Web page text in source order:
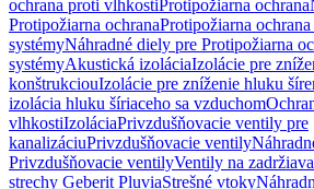
ochrana proti vlhkostiProtipožiarna ochrana
Protipožiarna ochranaProtipožiarna
systémyNáhradné diely pre Protipožiarna
systémyAkustická izoláciaIzolácie pre
konštrukciouIzolácie pre zníženie hluku
izolácia hluku šíriaceho sa vzduchom
vlhkostiIzoláciaPrivzdušňovacie ventily pre
kanalizáciuPrivzdušňovacie ventily
Privzdušňovacie ventilyVentily na
strechy Geberit PluviaStrešné vtoky